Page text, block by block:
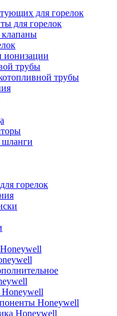
для горелок
для горелок
ионизации
трубы
трубы
горелок
Honeywell
Honeywell